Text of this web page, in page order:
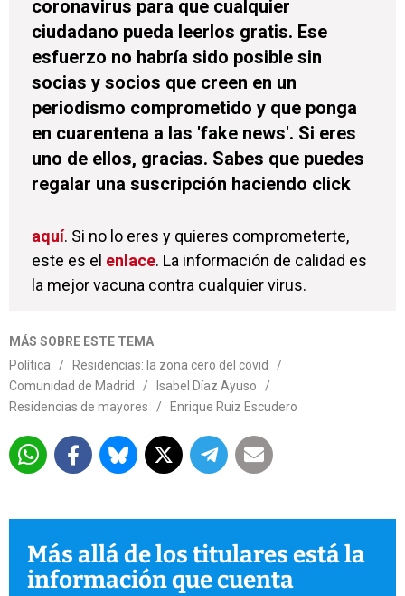
coronavirus para que cualquier
ciudadano pueda leerlos gratis. Ese
esfuerzo no habría sido posible sin
socias y socios que creen en un
periodismo comprometido y que ponga
en cuarentena a las 'fake news'. Si eres
uno de ellos, gracias. Sabes que puedes
regalar una suscripción haciendo click
aquí. Si no lo eres y quieres comprometerte,
este es el enlace. La información de calidad es
la mejor vacuna contra cualquier virus.
MÁS SOBRE ESTE TEMA
Política
/ Residencias: la zona cero del covid
/
Comunidad de Madrid
/ Isabel Díaz Ayuso
/
Residencias de mayores
/ Enrique Ruiz Escudero
Más allá de los titulares está la
información que cuenta